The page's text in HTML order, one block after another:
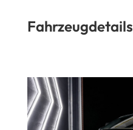
Fahrzeugdetails